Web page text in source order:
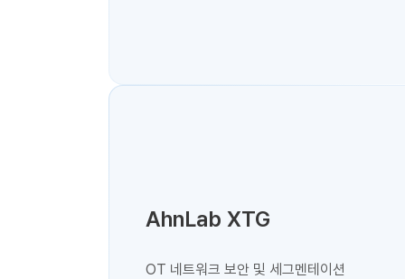
AhnLab XTG
OT 네트워크 보안 및 세그멘테이션